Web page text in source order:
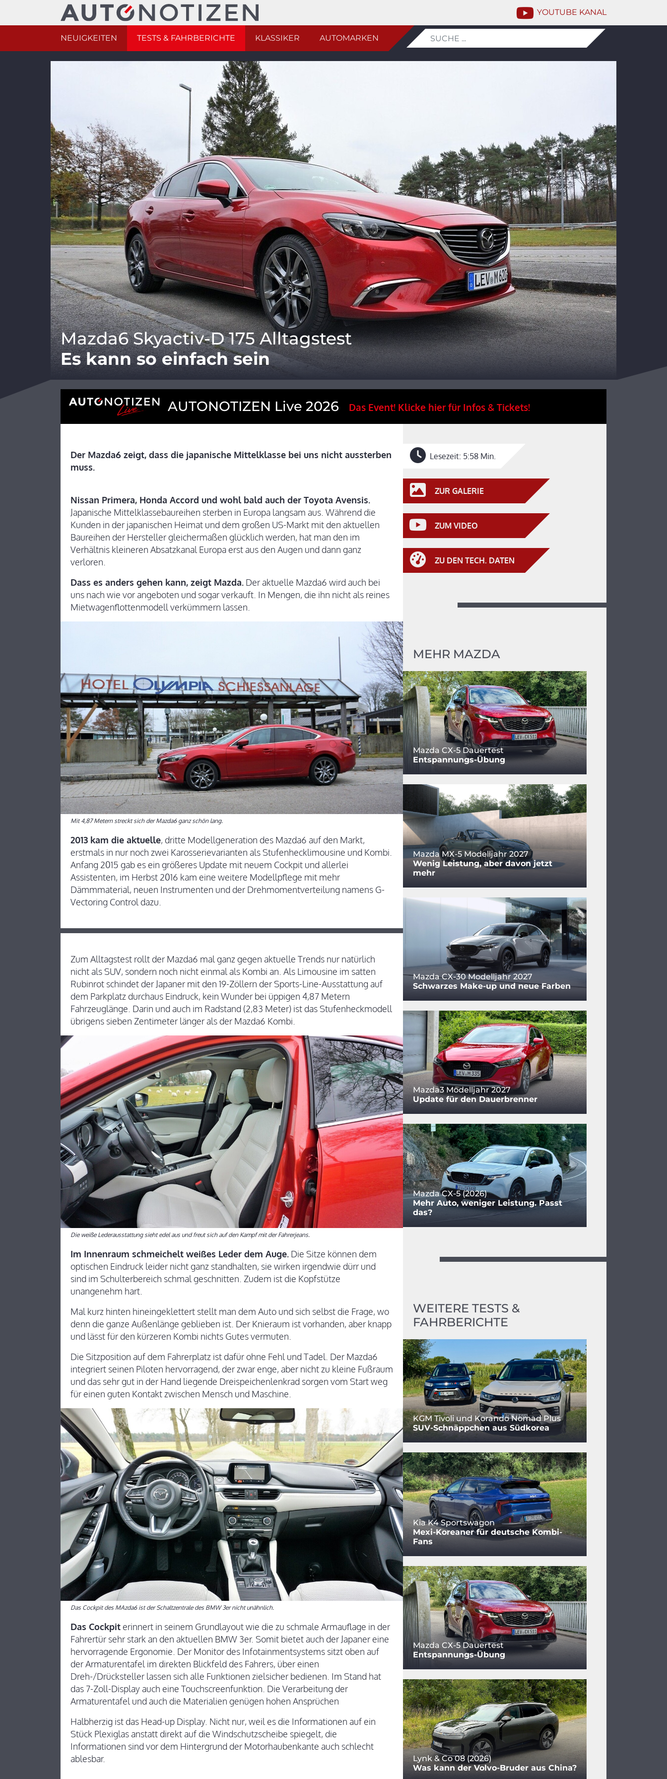
YOUTUBE KANAL
NEUIGKEITEN TESTS & FAHRBERICHTE KLASSIKER AUTOMARKEN
Mazda6 Skyactiv-D 175 Alltagstest
Es kann so einfach sein
AUTONOTIZEN Live 2026 Das Event! Klicke hier für Infos & Tickets!
Der Mazda6 zeigt, dass die japanische Mittelklasse bei uns nicht aussterben
muss.
Nissan Primera, Honda Accord und wohl bald auch der Toyota Avensis.
Japanische Mittelklassebaureihen sterben in Europa langsam aus. Während die
Kunden in der japanischen Heimat und dem großen US-Markt mit den aktuellen
Baureihen der Hersteller gleichermaßen glücklich werden, hat man den im
Verhältnis kleineren Absatzkanal Europa erst aus den Augen und dann ganz
verloren.
Dass es anders gehen kann, zeigt Mazda. Der aktuelle Mazda6 wird auch bei
uns nach wie vor angeboten und sogar verkauft. In Mengen, die ihn nicht als reines
Mietwagenflottenmodell verkümmern lassen.
Mit 4,87 Metern streckt sich der Mazda6 ganz schön lang.
2013 kam die aktuelle, dritte Modellgeneration des Mazda6 auf den Markt,
erstmals in nur noch zwei Karosserievarianten als Stufenhecklimousine und Kombi.
Anfang 2015 gab es ein größeres Update mit neuem Cockpit und allerlei
Assistenten, im Herbst 2016 kam eine weitere Modellpflege mit mehr
Dämmmaterial, neuen Instrumenten und der Drehmomentverteilung namens G-
Vectoring Control dazu.
Zum Alltagstest rollt der Mazda6 mal ganz gegen aktuelle Trends nur natürlich
nicht als SUV, sondern noch nicht einmal als Kombi an. Als Limousine im satten
Rubinrot schindet der Japaner mit den 19-Zöllern der Sports-Line-Ausstattung auf
dem Parkplatz durchaus Eindruck, kein Wunder bei üppigen 4,87 Metern
Fahrzeuglänge. Darin und auch im Radstand (2,83 Meter) ist das Stufenheckmodell
übrigens sieben Zentimeter länger als der Mazda6 Kombi.
Die weiße Lederausstattung sieht edel aus und freut sich auf den Kampf mit der Fahrerjeans.
Im Innenraum schmeichelt weißes Leder dem Auge. Die Sitze können dem
optischen Eindruck leider nicht ganz standhalten, sie wirken irgendwie dürr und
sind im Schulterbereich schmal geschnitten. Zudem ist die Kopfstütze
unangenehm hart.
Mal kurz hinten hineingeklettert stellt man dem Auto und sich selbst die Frage, wo
denn die ganze Außenlänge geblieben ist. Der Knieraum ist vorhanden, aber knapp
und lässt für den kürzeren Kombi nichts Gutes vermuten.
Die Sitzposition auf dem Fahrerplatz ist dafür ohne Fehl und Tadel. Der Mazda6
integriert seinen Piloten hervorragend, der zwar enge, aber nicht zu kleine Fußraum
und das sehr gut in der Hand liegende Dreispeichenlenkrad sorgen vom Start weg
für einen guten Kontakt zwischen Mensch und Maschine.
Das Cockpit des MAzda6 ist der Schaltzentrale des BMW 3er nicht unähnlich.
Das Cockpiterinnert in seinem Grundlayout wie die zu schmale Armauflage in der
Fahrertür sehr stark an den aktuellen BMW 3er. Somit bietet auch der Japaner eine
hervorragende Ergonomie. Der Monitor des Infotainmentsystems sitzt oben auf
der Armaturentafel im direkten Blickfeld des Fahrers, über einen
Dreh-/Drücksteller lassen sich alle Funktionen zielsicher bedienen. Im Stand hat
das 7-Zoll-Display auch eine Touchscreenfunktion. Die Verarbeitung der
Armaturentafel und auch die Materialien genügen hohen Ansprüchen
Halbherzig ist das Head-up Display. Nicht nur, weil es die Informationen auf ein
Stück Plexiglas anstatt direkt auf die Windschutzscheibe spiegelt, die
Informationen sind vor dem Hintergrund der Motorhaubenkante auch schlecht
ablesbar.
Lesezeit: 5:58 Min.
ZUR GALERIE
ZUM VIDEO
ZU DEN TECH. DATEN
MEHR MAZDA
Mazda CX-5 Dauertest
Entspannungs-Übung
Mazda MX-5 Modelljahr 2027
Wenig Leistung, aber davon jetzt
mehr
Mazda CX-30 Modelljahr 2027
Schwarzes Make-up und neue Farben
Mazda3 Modelljahr 2027
Update für den Dauerbrenner
Mazda CX-5 (2026)
Mehr Auto, weniger Leistung. Passt
das?
WEITERE TESTS &
FAHRBERICHTE
KGM Tivoli und Korando Nomad Plus
SUV-Schnäppchen aus Südkorea
Kia K4 Sportswagon
Mexi-Koreaner für deutsche Kombi-
Fans
Mazda CX-5 Dauertest
Entspannungs-Übung
Lynk & Co 08 (2026)
Was kann der Volvo-Bruder aus China?